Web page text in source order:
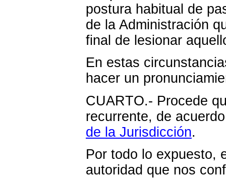
postura habitual de
de la Administración
final de lesionar
En estas
hacer un
CUARTO.- Procede
recurrente, de
de la Jurisdicción.
Por todo lo expuesto,
autoridad que nos